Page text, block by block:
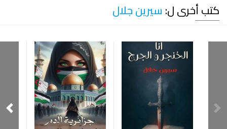
كتب أخرى ل: سيرين جلال